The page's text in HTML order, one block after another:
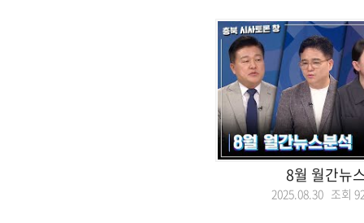
8월 월간뉴
2025.08.30 조회